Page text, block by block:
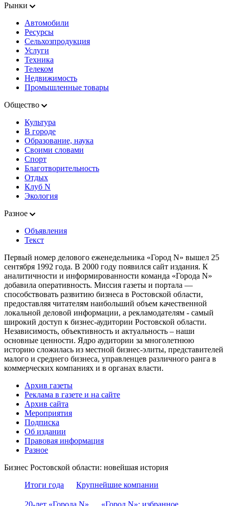
Рынки
Автомобили
Ресурсы
Сельхозпродукция
Услуги
Техника
Телеком
Недвижимость
Промышленные товары
Общество
Культура
В городе
Образование, наука
Своими словами
Спорт
Благотворительность
Отдых
Клуб N
Экология
Разное
Объявления
Текст
Первый номер делового еженедельника «Город N» вышел 25
сентября 1992 года. В 2000 году появился сайт издания. К
аналитичности и информированности команда «Города N»
добавила оперативность. Миссия газеты и портала —
способствовать развитию бизнеса в Ростовской области,
предоставляя читателям наибольший объем качественной
локальной деловой информации, а рекламодателям - самый
широкий доступ к бизнес-аудитории Ростовской области.
Независимость, объективность и актуальность – наши
основные ценности. Ядро аудитории за многолетнюю
историю сложилась из местной бизнес-элиты, представителей
малого и среднего бизнеса, управленцев различного ранга в
коммерческих компаниях и в органах власти.
Архив газеты
Реклама в газете и на сайте
Архив сайта
Мероприятия
Подписка
Об издании
Правовая информация
Разное
Бизнес Ростовской области: новейшая история
Итоги года
Крупнейшие компании
20-лет «Города N» «Город N»: избранное